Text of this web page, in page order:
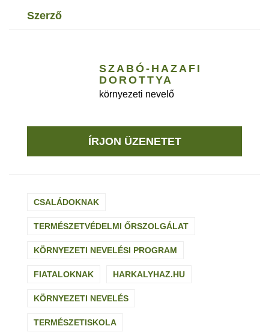
szerző
SZABÓ-HAZAFI
DOROTTYA
környezeti nevelő
ÍRJON ÜZENETET
CSALÁDOKNAK
TERMÉSZETVÉDELMI ŐRSZOLGÁLAT
KÖRNYEZETI NEVELÉSI PROGRAM
FIATALOKNAK HARKALYHAZ.HU
KÖRNYEZETI NEVELÉS
TERMÉSZETISKOLA